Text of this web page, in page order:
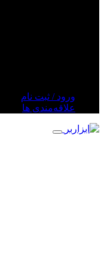
ورود / ثبت نام
علاقه‌مندی ها